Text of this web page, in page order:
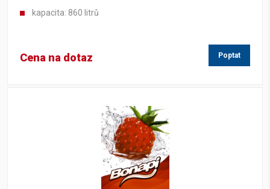
kapacita: 860 litrů
Cena na dotaz Poptat